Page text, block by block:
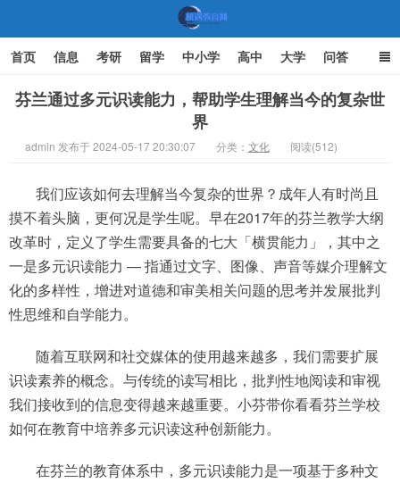
机遇教育网
首页 信息 考研 留学 中小学 高中 大学 问答
文化 家庭教育
芬兰通过多元识读能力，帮助学生理解当今的复杂世
界
admin 发布于 2024-05-17 20:30:07 分类： 文化 阅读(512)
我们应该如何去理解当今复杂的世界？成年人有时尚且
摸不着头脑，更何况是学生呢。早在2017年的芬兰教学大纲
改革时，定义了学生需要具备的七大「横贯能力」，其中之
一是多元识读能力 — 指通过文字、图像、声音等媒介理解文
化的多样性，增进对道德和审美相关问题的思考并发展批判
性思维和自学能力。
随着互联网和社交媒体的使用越来越多，我们需要扩展
识读素养的概念。与传统的读写相比，批判性地阅读和审视
我们接收到的信息变得越来越重要。小芬带你看看芬兰学校
如何在教育中培养多元识读这种创新能力。
在芬兰的教育体系中，多元识读能力是一项基于多种文